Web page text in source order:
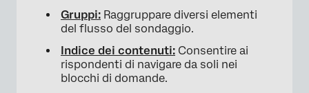
Gruppi: Raggruppare diversi elementi
del flusso del sondaggio.
Indice dei contenuti: Consentire ai
rispondenti di navigare da soli nei
blocchi di domande.